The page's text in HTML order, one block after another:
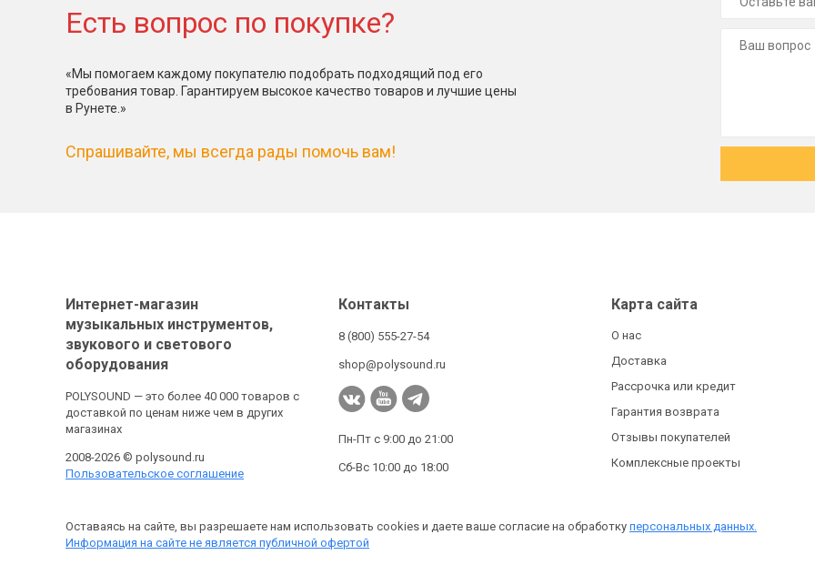
Есть вопрос по покупке?
«Мы помогаем каждому покупателю подобрать подходящий под его
требования товар. Гарантируем высокое качество товаров и лучшие цены
в Рунете.»
Спрашивайте, мы всегда рады помочь вам!
Интернет-магазин
музыкальных инструментов,
звукового и светового
оборудования
POLYSOUND — это более 40 000 товаров с
доставкой по ценам ниже чем в других
магазинах
2008-2026 © polysound.ru
Пользовательское соглашение
Контакты
8 (800) 555-27-54
shop@polysound.ru
Пн-Пт с 9:00 до 21:00
Сб-Вс 10:00 до 18:00
Карта сайта
О нас
Доставка
Рассрочка или кредит
Гарантия возврата
Отзывы покупателей
Комплексные проекты
Оставаясь на сайте, вы разрешаете нам использовать cookies и даете ваше согласие на обработку персональных данных.
Информация на сайте не является публичной офертой